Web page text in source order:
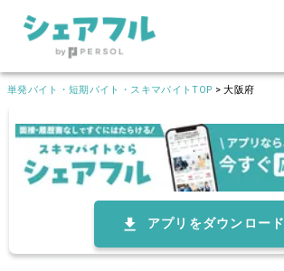
単発バイト・短期バイト・スキマバイトTOP >大阪府
アプリをダウンロード